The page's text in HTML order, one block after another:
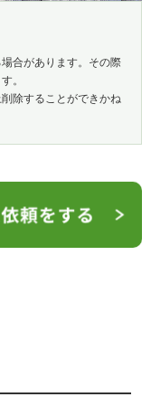
合があります。その際
。
除することができかね